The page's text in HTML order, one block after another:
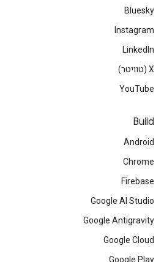
Bluesky
Instagram
LinkedIn
‫X (טוויטר)
YouTube
Build
Android
Chrome
Firebase
Google AI Studio
Google Antigravity
Google Cloud
Google Play